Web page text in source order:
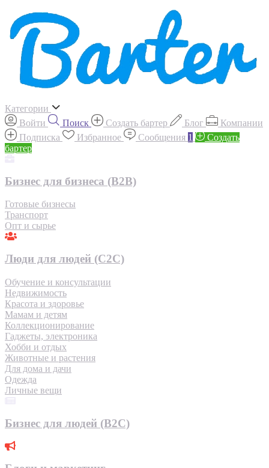
Категории
Войти
Поиск Создать бартер Блог
Компании
Подписка
Избранное Сообщения 1
Создать
бартер
Бизнес для бизнеса (B2B)
Готовые бизнесы
Транспорт
Опт и сырье
Люди для людей (С2С)
Обучение и консультации
Недвижимость
Красота и здоровье
Мамам и детям
Коллекционирование
Гаджеты, электроника
Хобби и отдых
Животные и растения
Для дома и дачи
Одежда
Личные вещи
Бизнес для людей (B2C)